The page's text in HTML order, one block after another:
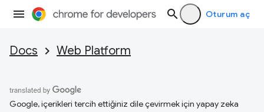
Oturum aç
Docs Web Platform
Google, içerikleri tercih ettiğiniz dile çevirmek için yapay zeka